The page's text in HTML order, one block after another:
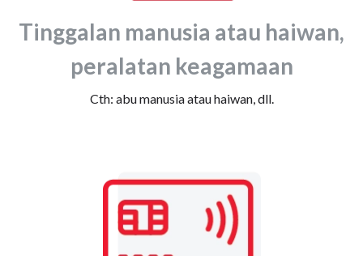
Tinggalan manusia atau haiwan,
peralatan keagamaan
Cth: abu manusia atau haiwan, dll.